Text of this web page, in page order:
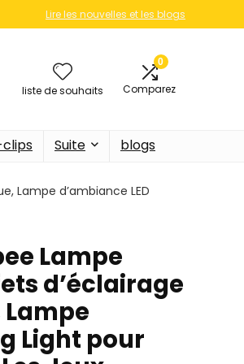
Lire les nouvelles et les blogs
liste de souhaits
0
Comparez
Suite blogs
Lampe d’ambiance LED
Lampe
d’éclairage
Light pour